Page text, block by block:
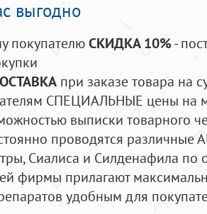
выгодно
покупателюСКИДКА 10%-
при заказе товара на
СПЕЦИАЛЬНЫЕ цены на
выписки товарного
проводятся
Сиалиса и Силденафила по
фирмы прилагают
удобным для